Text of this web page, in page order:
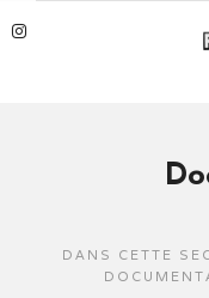
DANS CETTE